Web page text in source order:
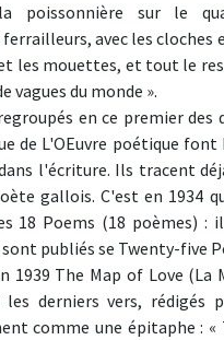
poissonnière sur le
avec les cloches
les mouettes, et tout le
vagues du monde ».
en ce premier des
de L'OEuvre poétique font
l'écriture. Ils tracent
gallois. C'est en 1934
18 Poems (18 poèmes) :
sont publiés se Twenty-five
1939 The Map of Love (La
derniers vers, rédigés
comme une épitaphe : «